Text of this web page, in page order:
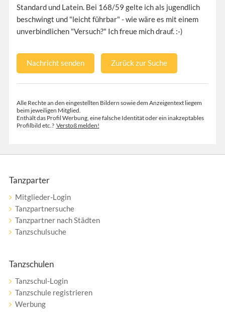
Standard und Latein. Bei 168/59 gelte ich als jugendlich
beschwingt und "leicht führbar" - wie wäre es mit einem
unverbindlichen "Versuch?" Ich freue mich drauf. :-)
Nachricht senden Zurück zur Suche
Alle Rechte an den eingestellten Bildern sowie dem Anzeigentext liegem
beim jeweiligen Mitglied.
Enthält das Profil Werbung, eine falsche Identität oder ein inakzeptables
Profilbild etc.? Verstoß melden!
Tanzparter
Mitglieder-Login
Tanzpartnersuche
Tanzpartner nach Städten
Tanzschulsuche
Tanzschulen
Tanzschul-Login
Tanzschule registrieren
Werbung